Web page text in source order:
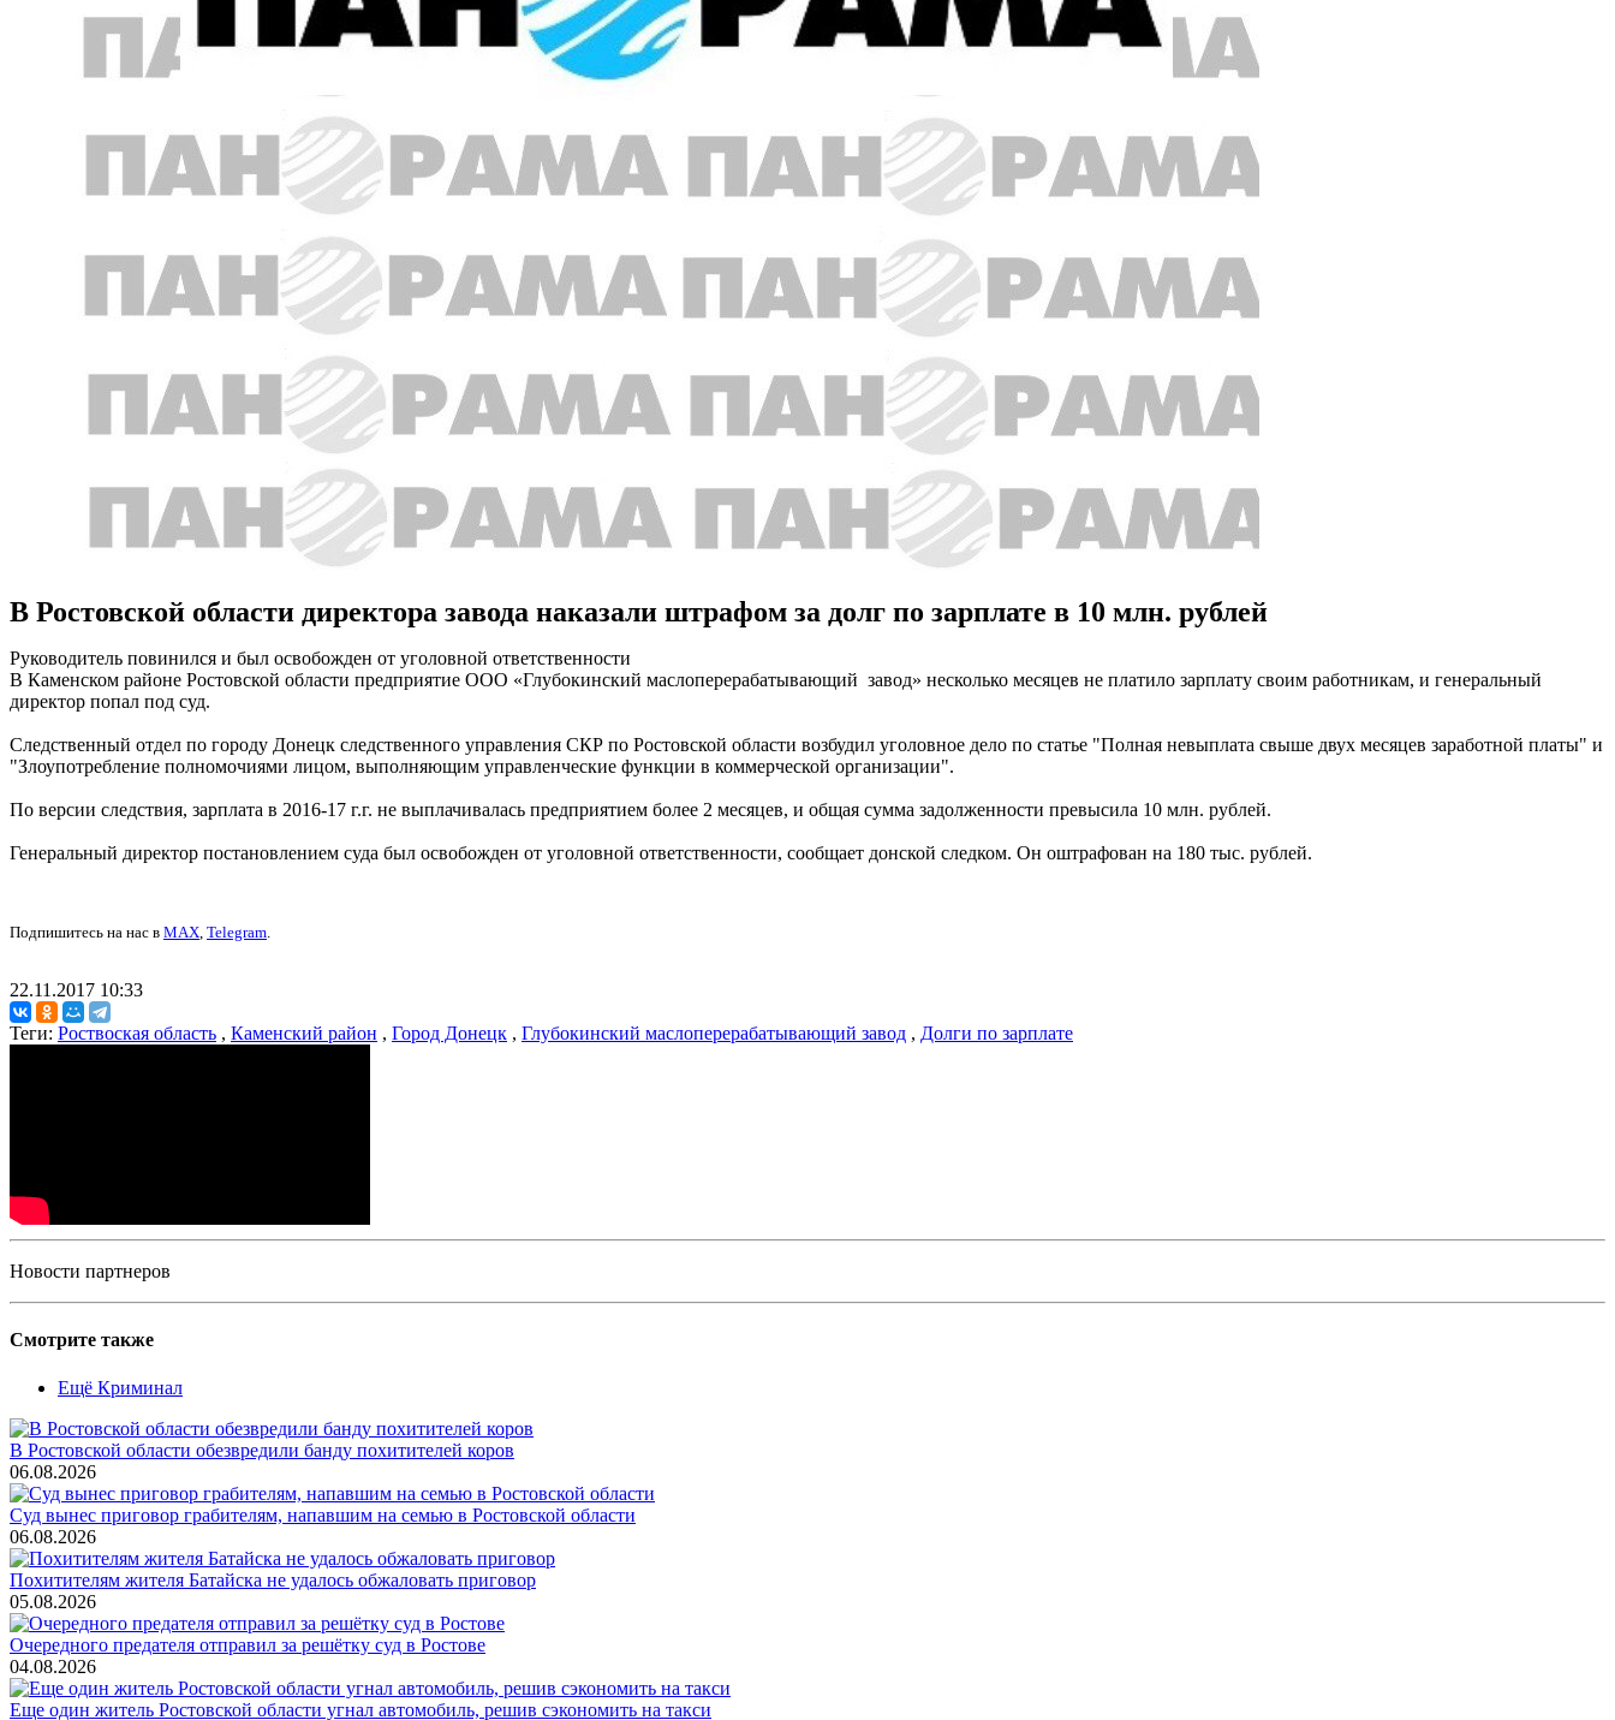
В Ростовской области директора завода наказали штрафом за долг по зарплате в 10 млн. рублей
Руководитель повинился и был освобожден от уголовной ответственности
В Каменском районе Ростовской области предприятие ООО «Глубокинский маслоперерабатывающий завод» несколько месяцев не платило зарплату своим работникам, и генеральный
директор попал под суд.
Следственный отдел по городу Донецк следственного управления СКР по Ростовской области возбудил уголовное дело по статье "Полная невыплата свыше двух месяцев заработной платы" и
"Злоупотребление полномочиями лицом, выполняющим управленческие функции в коммерческой организации".
По версии следствия, зарплата в 2016-17 г.г. не выплачивалась предприятием более 2 месяцев, и общая сумма задолженности превысила 10 млн. рублей.
Генеральный директор постановлением суда был освобожден от уголовной ответственности, сообщает донской следком. Он оштрафован на 180 тыс. рублей.
Подпишитесь на нас в MAX, Telegram.
22.11.2017 10:33
Теги: Роствоская область , Каменский район , Город Донецк , Глубокинский маслоперерабатывающий завод , Долги по зарплате
Новости партнеров
Смотрите также
Ещё Криминал
В Ростовской области обезвредили банду похитителей коров
06.08.2026
Суд вынес приговор грабителям, напавшим на семью в Ростовской области
06.08.2026
Похитителям жителя Батайска не удалось обжаловать приговор
05.08.2026
Очередного предателя отправил за решётку суд в Ростове
04.08.2026
Еще один житель Ростовской области угнал автомобиль, решив сэкономить на такси